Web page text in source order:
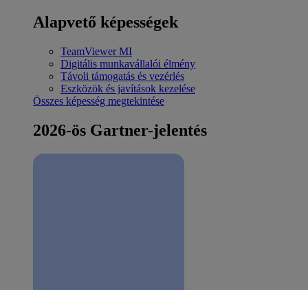
Alapvető képességek
TeamViewer MI
Digitális munkavállalói élmény
Távoli támogatás és vezérlés
Eszközök és javítások kezelése
Összes képesség megtekintése
2026-ös Gartner-jelentés